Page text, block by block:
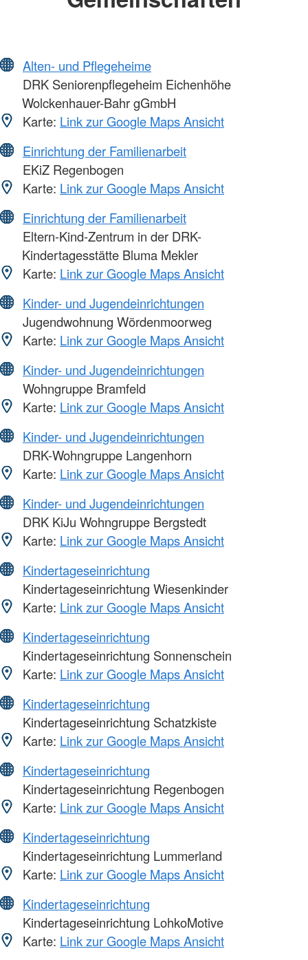
Alten- und Pflegeheime
DRK Seniorenpflegeheim Eichenhöhe
Wolckenhauer-Bahr gGmbH
Karte: Link zur Google Maps Ansicht
Einrichtung der Familienarbeit
EKiZ Regenbogen
Karte: Link zur Google Maps Ansicht
Einrichtung der Familienarbeit
Eltern-Kind-Zentrum in der DRK-
Kindertagesstätte Bluma Mekler
Karte: Link zur Google Maps Ansicht
Kinder- und Jugendeinrichtungen
Jugendwohnung Wördenmoorweg
Karte: Link zur Google Maps Ansicht
Kinder- und Jugendeinrichtungen
Wohngruppe Bramfeld
Karte: Link zur Google Maps Ansicht
Kinder- und Jugendeinrichtungen
DRK-Wohngruppe Langenhorn
Karte: Link zur Google Maps Ansicht
Kinder- und Jugendeinrichtungen
DRK KiJu Wohngruppe Bergstedt
Karte: Link zur Google Maps Ansicht
Kindertageseinrichtung
Kindertageseinrichtung Wiesenkinder
Karte: Link zur Google Maps Ansicht
Kindertageseinrichtung
Kindertageseinrichtung Sonnenschein
Karte: Link zur Google Maps Ansicht
Kindertageseinrichtung
Kindertageseinrichtung Schatzkiste
Karte: Link zur Google Maps Ansicht
Kindertageseinrichtung
Kindertageseinrichtung Regenbogen
Karte: Link zur Google Maps Ansicht
Kindertageseinrichtung
Kindertageseinrichtung Lummerland
Karte: Link zur Google Maps Ansicht
Kindertageseinrichtung
Kindertageseinrichtung LohkoMotive
Karte: Link zur Google Maps Ansicht